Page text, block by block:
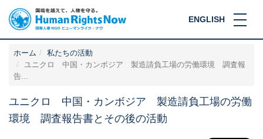
ENGLISH
ホーム
私たちの活動
ユニクロ 中国・カンボジア 製造請負工場の労働環境 調査報
告...
ユニクロ 中国・カンボジア 製造請負工場の労働
環境 調査報告書とその後の活動